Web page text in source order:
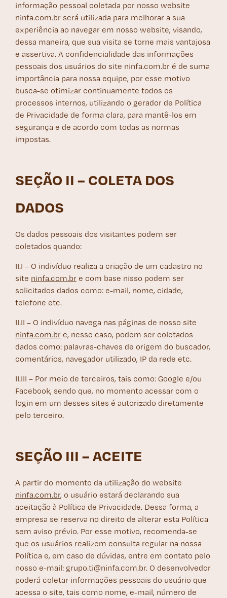
informação pessoal coletada por nosso website
ninfa.com.br será utilizada para melhorar a sua
experiência ao navegar em nosso website, visando,
dessa maneira, que sua visita se torne mais vantajosa
e assertiva. A confidencialidade das informações
pessoais dos usuários do site ninfa.com.br é de suma
importância para nossa equipe, por esse motivo
busca-se otimizar continuamente todos os
processos internos, utilizando o gerador de Política
de Privacidade de forma clara, para mantê-los em
segurança e de acordo com todas as normas
impostas.
SEÇÃO II – COLETA DOS
DADOS
Os dados pessoais dos visitantes podem ser
coletados quando:
II.I – O indivíduo realiza a criação de um cadastro no
site ninfa.com.br e com base nisso podem ser
solicitados dados como: e-mail, nome, cidade,
telefone etc.
II.II – O indivíduo navega nas páginas de nosso site
ninfa.com.br e, nesse caso, podem ser coletados
dados como: palavras-chaves de origem do buscador,
comentários, navegador utilizado, IP da rede etc.
II.III – Por meio de terceiros, tais como: Google e/ou
Facebook, sendo que, no momento acessar com o
login em um desses sites é autorizado diretamente
pelo terceiro.
SEÇÃO III – ACEITE
A partir do momento da utilização do website
ninfa.com.br, o usuário estará declarando sua
aceitação à Política de Privacidade. Dessa forma, a
empresa se reserva no direito de alterar esta Política
sem aviso prévio. Por esse motivo, recomenda-se
que os usuários realizem consulta regular na nossa
Política e, em caso de dúvidas, entre em contato pelo
nosso e-mail: grupo.ti@ninfa.com.br. O desenvolvedor
poderá coletar informações pessoais do usuário que
acessa o site, tais como nome, e-mail, número de